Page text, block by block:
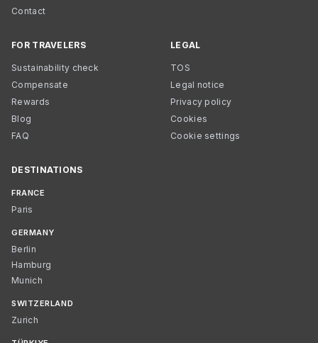
Contact
FOR TRAVELERS
Sustainability check
Compensate
Rewards
Blog
FAQ
LEGAL
TOS
Legal notice
Privacy policy
Cookies
Cookie settings
DESTINATIONS
FRANCE
Paris
GERMANY
Berlin
Hamburg
Munich
SWITZERLAND
Zurich